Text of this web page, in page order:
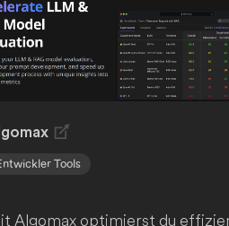
verbessere deine Fähigkeiten
dieser umfangreichen
Tools
Algomax optimierst du